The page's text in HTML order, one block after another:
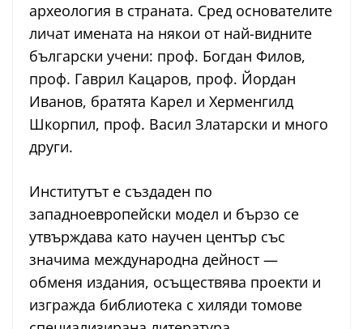
археология в страната. Сред основателите
личат имената на някои от най-видните
български учени: проф. Богдан Филов,
проф. Гаврил Кацаров, проф. Йордан
Иванов, братята Карел и Херменгилд
Шкорпил, проф. Васил Златарски и много
други.
Институтът е създаден по
западноевропейски модел и бързо се
утвърждава като научен център със
значима международна дейност —
обменя издания, осъществява проекти и
изгражда библиотека с хиляди томове